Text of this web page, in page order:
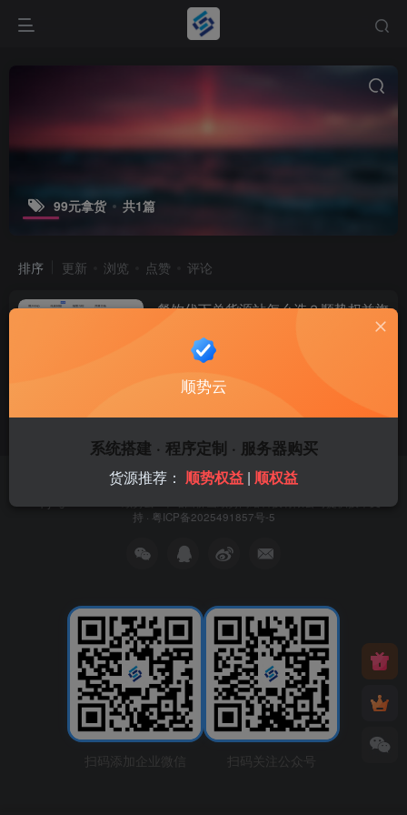
99元拿货 共1篇
排序 更新 浏览 点赞 评论
餐饮代下单货源站怎么选？顺势权益旗
权益资讯
2个月前
友链申请 免责声明 广告合作 关于我们
持 · 粤ICP备2025491857号-5
扫码添加企业微信 扫码关注公众号
顺势云
系统搭建 · 程序定制 · 服务器购买
货源推荐： 顺势权益 | 顺权益